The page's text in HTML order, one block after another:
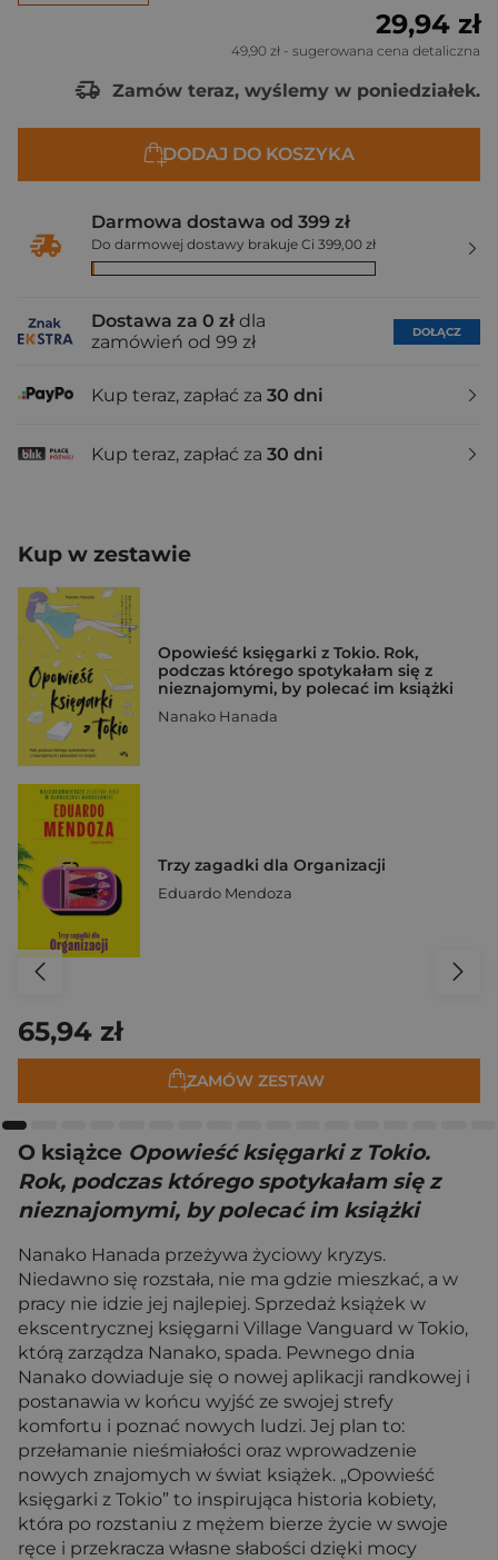
29,94 zł
49,90 zł - sugerowana cena detaliczna
Zamów teraz, wyślemy w poniedziałek.
DODAJ DO KOSZYKA
Darmowa dostawa od 399 zł
Do darmowej dostawy brakuje Ci 399,00 zł
Dostawa za 0 zł dla
zamówień od 99 zł
DOŁĄCZ
Kup teraz, zapłać za 30 dni
Kup teraz, zapłać za 30 dni
Kup w zestawie
Opowieść księgarki z Tokio. Rok,
podczas którego spotykałam się z
nieznajomymi, by polecać im książki
Nanako Hanada
Trzy zagadki dla Organizacji
Eduardo Mendoza
65,94 zł
ZAMÓW ZESTAW
O książce Opowieść księgarki z Tokio.
Rok, podczas którego spotykałam się z
nieznajomymi, by polecać im książki
Nanako Hanada przeżywa życiowy kryzys.
Niedawno się rozstała, nie ma gdzie mieszkać, a w
pracy nie idzie jej najlepiej. Sprzedaż książek w
ekscentrycznej księgarni Village Vanguard w Tokio,
którą zarządza Nanako, spada. Pewnego dnia
Nanako dowiaduje się o nowej aplikacji randkowej i
postanawia w końcu wyjść ze swojej strefy
komfortu i poznać nowych ludzi. Jej plan to:
przełamanie nieśmiałości oraz wprowadzenie
nowych znajomych w świat książek. „Opowieść
księgarki z Tokio” to inspirująca historia kobiety,
która po rozstaniu z mężem bierze życie w swoje
ręce i przekracza własne słabości dzięki mocy